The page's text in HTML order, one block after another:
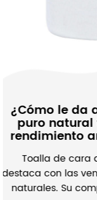
algodón
un
la piel?
se
los materiales
se basa...